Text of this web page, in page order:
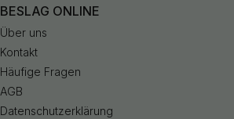
BESLAG ONLINE
Über uns
Kontakt
Häufige Fragen
AGB
Datenschutzerklärung